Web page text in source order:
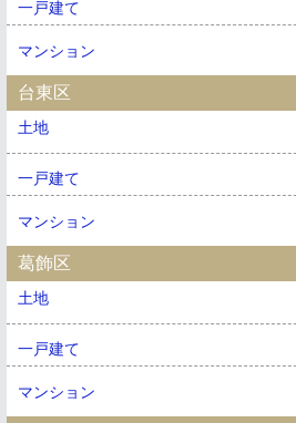
一戸建て
マンション
台東区
土地
一戸建て
マンション
葛飾区
土地
一戸建て
マンション